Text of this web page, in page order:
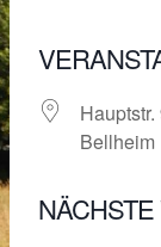
Hauptstr.
Bellheim